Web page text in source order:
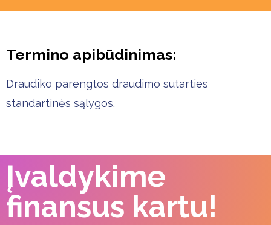
Termino apibūdinimas:
Draudiko parengtos draudimo sutarties
standartinės sąlygos.
Įvaldykime
finansus kartu!